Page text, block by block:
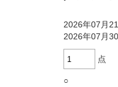
2026年07月
2026年07月
点
○